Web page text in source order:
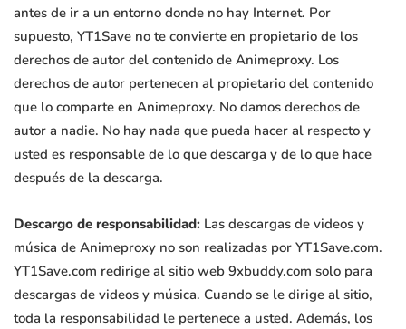
antes de ir a un entorno donde no hay Internet. Por
supuesto, YT1Save no te convierte en propietario de los
derechos de autor del contenido de Animeproxy. Los
derechos de autor pertenecen al propietario del contenido
que lo comparte en Animeproxy. No damos derechos de
autor a nadie. No hay nada que pueda hacer al respecto y
usted es responsable de lo que descarga y de lo que hace
después de la descarga.
Descargo de responsabilidad: Las descargas de videos y
música de Animeproxy no son realizadas por YT1Save.com.
YT1Save.com redirige al sitio web 9xbuddy.com solo para
descargas de videos y música. Cuando se le dirige al sitio,
toda la responsabilidad le pertenece a usted. Además, los